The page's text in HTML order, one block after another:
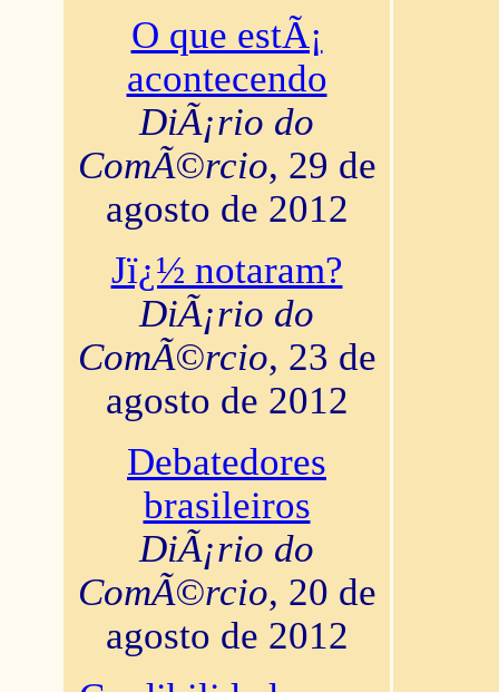
O que estÃ¡
acontecendo
DiÃ¡rio do
ComÃ©rcio, 29 de
agosto de 2012
Jï¿½ notaram?
DiÃ¡rio do
ComÃ©rcio, 23 de
agosto de 2012
Debatedores
brasileiros
DiÃ¡rio do
ComÃ©rcio, 20 de
agosto de 2012